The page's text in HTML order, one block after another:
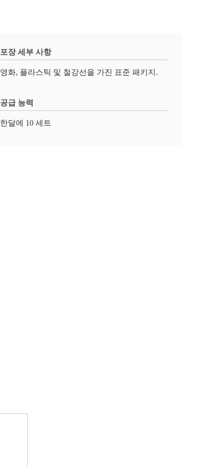
포장 세부 사항
영화, 플라스틱 및 철강선을 가진 표준 패키지.
공급 능력
한달에 10 세트